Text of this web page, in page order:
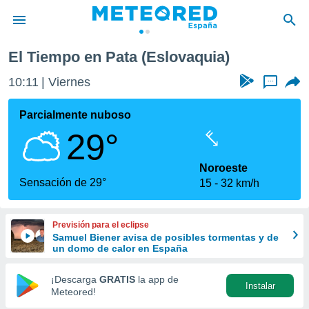
de
por
se
calidad.
a este
las
y
forma
digital
basada
El Tiempo en Pata (Eslovaquia)
10:11 Viernes ...
Parcialmente nuboso
29°
Sensación de 29°
Noroeste
15
32 km/h
Previsión para el eclipse
Samuel Biener avisa de posibles tormentas y de
un domo de calor en España
¡Descarga GRATIS la app de
Meteored!
Instalar